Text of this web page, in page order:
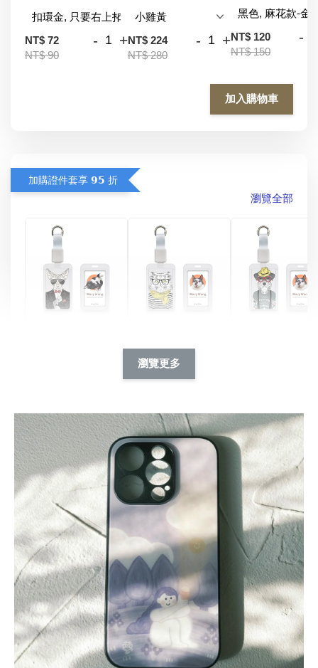
NT$ 72
NT$ 90
- +NT$ 224
NT$ 280
- +NT$ 120
NT$ 150
-
加入購物車
加購證件套享 𝟵𝟱 折
瀏覽全部
NT$ 214
NT$ 225
- +
件套(附伸縮卡扣)
CSAA05
NT$ 214
NT$ 225
- +NT$ 214
NT$ 225
-
加入購物車
瀏覽更多
瀏覽更多